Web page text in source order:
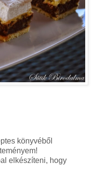
könyvéből
elkészíteni, hogy